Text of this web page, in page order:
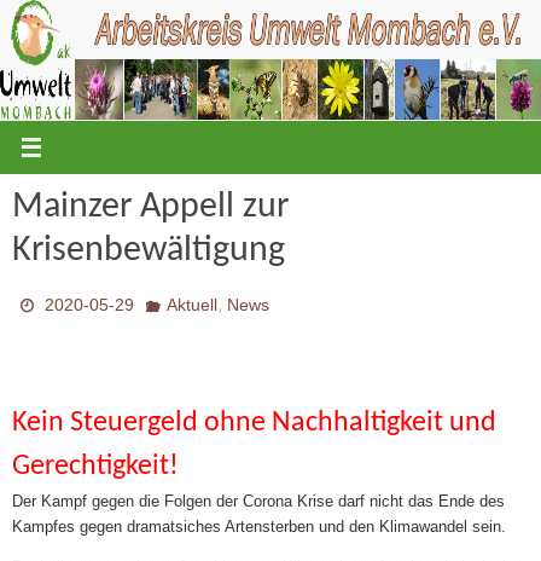
Zum
Inhalt
springen
Mainzer Appell zur
Krisenbewältigung
2020-05-29 Aktuell, News
Kein Steuergeld ohne Nachhaltigkeit und
Gerechtigkeit!
Der Kampf gegen die Folgen der Corona Krise darf nicht das Ende des
Kampfes gegen dramatsiches Artensterben und den Klimawandel sein.